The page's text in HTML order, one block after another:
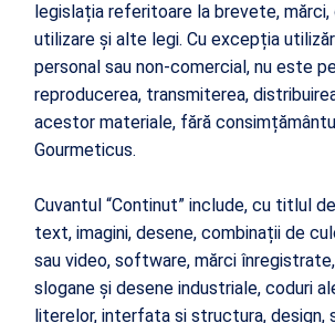
legislația referitoare la brevete,
utilizare și alte legi. Cu excepția
personal sau non-comercial, nu este
reproducerea, transmiterea,
acestor materiale, fără
Gourmeticus.
Cuvantul “Continut” include, cu titlul
text, imagini, desene, combinații de
sau video, software, mărci
slogane și desene industriale, coduri
literelor, interfața și structura, design,